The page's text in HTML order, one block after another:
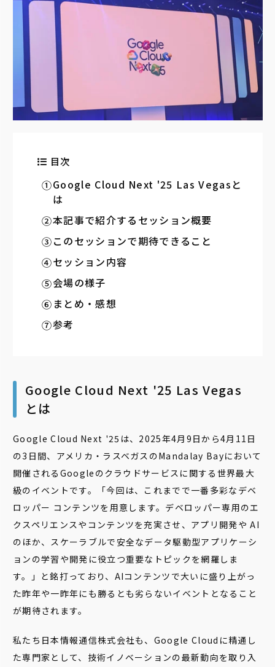
目次
Google Cloud Next '25 Las Vegasと
は
本記事で紹介するセッション概要
このセッションで期待できること
セッション内容
会場の様子
まとめ・感想
参考
Google Cloud Next '25 Las Vegas
とは
Google Cloud Next '25は、2025年4月9日から4月11日
の3日間、アメリカ・ラスベガスのMandalay Bayにおいて
開催される Googleのクラウドサービスに関する世界最大
級のイベントです。「今回は、これまでで一番多彩なデベ
ロッパー コンテンツを用意します。デベロッパー専用のエ
クスペリエンスやコンテンツを充実させ、アプリ開発や AI
のほか、スケーラブルで安全なデータ駆動型アプリケーシ
ョンの学習や開発に役立つ重要なトピックを網羅しま
す。」と銘打っており、AIコンテンツで大いに盛り上がっ
た昨年や一昨年にも勝るとも劣らないイベントとなること
が期待されます。
私たち日本情報通信株式会社も、Google Cloudに精通し
た専門家として、技術イノベーションの最新動向を取り入